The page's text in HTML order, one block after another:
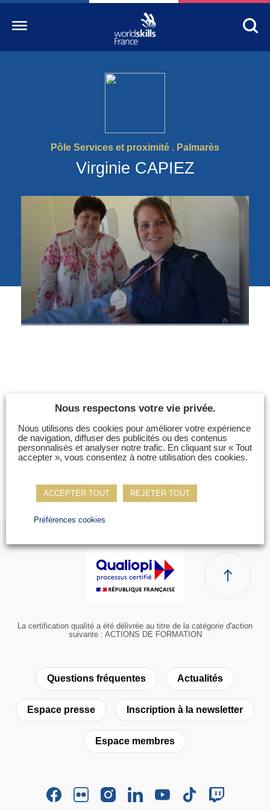
Pôle Services et proximité . Palmarès
Virginie CAPIEZ
La compétition
Découvrez un métier
S’informer
S’engager
Nos partenaires
Actualités Education
Photos
Vidéos
Contactez-nous
Actualités
Espace presse
Inscription à la newsletter
Espace membres
Champion précédent
Retour à la liste
Champion suivant
La certification qualité a été délivrée au titre de la catégorie d'action
suivante : ACTIONS DE FORMATION
Questions fréquentes Actualités
Espace presse Inscription à la newsletter
Espace membres
Nous respectons votre vie privée.
Nous utilisons des cookies pour améliorer votre expérience
de navigation, diffuser des publicités ou des contenus
personnalisés et analyser notre trafic. En cliquant sur « Tout
accepter », vous consentez à notre utilisation des cookies.
ACCEPTER TOUT REJETER TOUT
Préférences cookies